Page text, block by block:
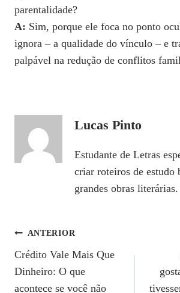
parentalidade?
A: Sim, porque ele foca no ponto
ignora – a qualidade do vínculo – e
palpável na redução de conflitos
Lucas Pinto
Estudante de Letras
criar roteiros de estudo
grandes obras literárias.
Navegação
De
ANTERIOR
Crédito Vale Mais Que
Dinheiro: O que
acontece se você não